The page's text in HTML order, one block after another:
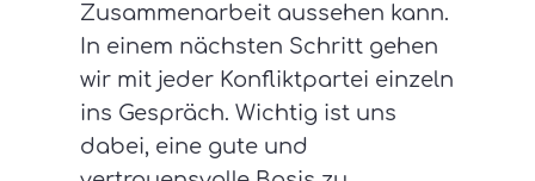
Zusammenarbeit aussehen kann.
In einem nächsten Schritt gehen
wir mit jeder Konfliktpartei einzeln
ins Gespräch. Wichtig ist uns
dabei, eine gute und